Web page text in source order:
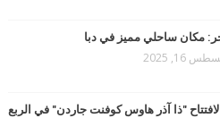
مكان ساحلي مميز في دبا
16, 2025
"ذا آذر هاوس كوفنت جاردن" في الربع